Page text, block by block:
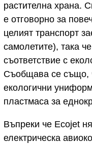
растителна храна.
е отговорно за
целият транспорт
самолетите), така
съответствие с
Съобщава се също,
екологични
пластмаса за
Въпреки че Ecojet
електрическа